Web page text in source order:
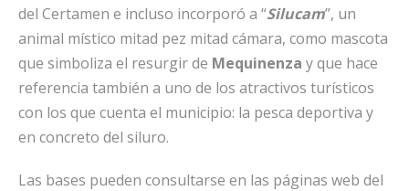
del Certamen e incluso incorporó a “Silucam”, un
animal místico mitad pez mitad cámara, como mascota
que simboliza el resurgir de Mequinenza y que hace
referencia también a uno de los atractivos turísticos
con los que cuenta el municipio: la pesca deportiva y
en concreto del siluro.
Las bases pueden consultarse en las páginas web del